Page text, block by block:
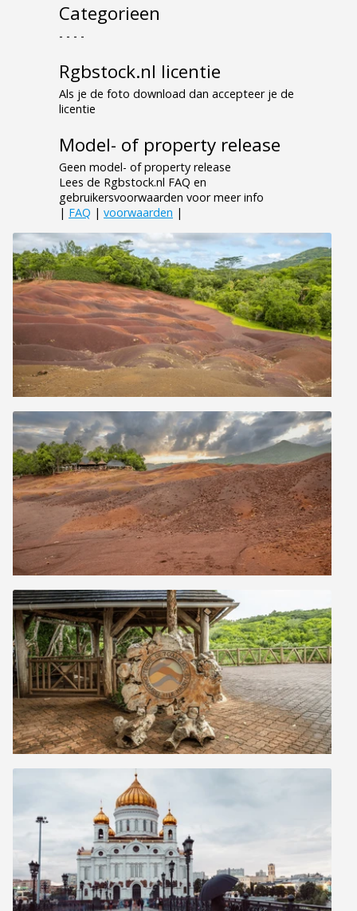
Categorieen
- - - -
Rgbstock.nl licentie
Als je de foto download dan accepteer je de
licentie
Model- of property release
Geen model- of property release
Lees de Rgbstock.nl FAQ en
gebruikersvoorwaarden voor meer info
| FAQ | voorwaarden |